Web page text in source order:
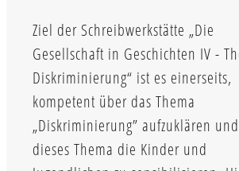
Ziel der Schreibwerkstätte „Die
Gesellschaft in Geschichten IV -
Diskriminierung“ ist es einerseits,
kompetent über das Thema
„Diskriminierung” aufzuklären
dieses Thema die Kinder und